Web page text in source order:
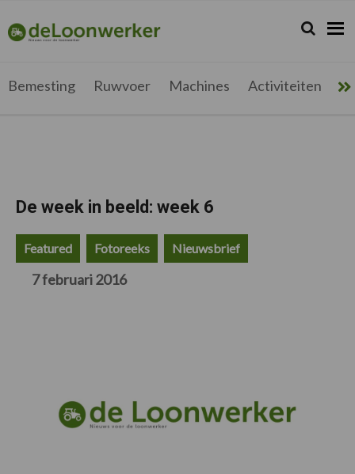
de
hoofdnavigatie
de
hoofd
de
eerste
de
voettekst
deloonwerker.be Zoeken...
Zoek
Bemesting Ruwvoer Machines Activiteiten
De week in beeld: week 6
Featured Fotoreeks Nieuwsbrief
7 februari 2016